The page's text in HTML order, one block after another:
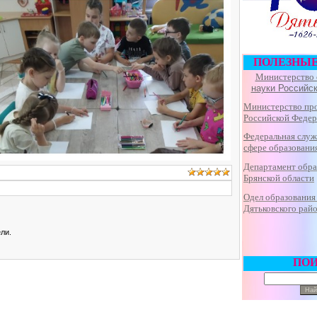
Министерство
науки
Министерство
Российской
Федеральная
сфере
Департамент
Брянской области
Одел
Дятьковского